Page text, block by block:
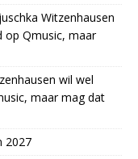
Witzenhausen
op Qmusic, maar
wil wel
maar mag dat
2027